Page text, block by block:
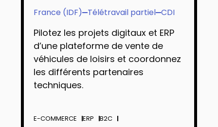
France (IDF) Télétravail partiel CDI
Pilotez les projets digitaux et ERP
d’une plateforme de vente de
véhicules de loisirs et coordonnez
les différents partenaires
techniques.
E-COMMERCE ERP B2C